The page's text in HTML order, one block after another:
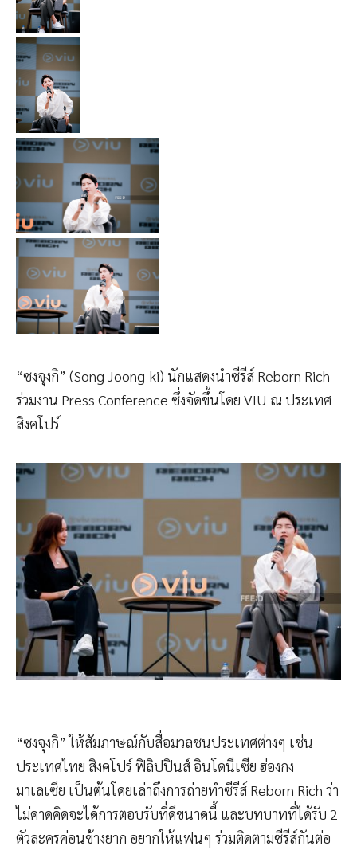
“ซงจุงกิ” (Song Joong-ki) นักแสดงนำซีรีส์ Reborn Rich
ร่วมงาน Press Conference ซึ่งจัดขึ้นโดย VIU ณ ประเทศ
สิงคโปร์
“ซงจุงกิ” ให้สัมภาษณ์กับสื่อมวลชนประเทศต่างๆ เช่น
ประเทศไทย สิงคโปร์ ฟิลิปปินส์ อินโดนีเซีย ฮ่องกง
มาเลเซีย เป็นต้นโดยเล่าถึงการถ่ายทำซีรีส์ Reborn Rich ว่า
ไม่คาดคิดจะได้การตอบรับที่ดีขนาดนี้ และบทบาทที่ได้รับ 2
ตัวละครค่อนข้างยาก อยากให้แฟนๆ ร่วมติดตามซีรีส์กันต่อ